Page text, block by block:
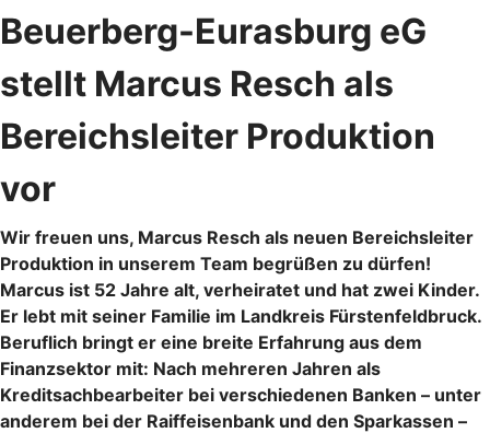
Beuerberg-Eurasburg eG
stellt Marcus Resch als
Bereichsleiter Produktion
vor
Wir freuen uns, Marcus Resch als neuen Bereichsleiter
Produktion in unserem Team begrüßen zu dürfen!
Marcus ist 52 Jahre alt, verheiratet und hat zwei Kinder.
Er lebt mit seiner Familie im Landkreis Fürstenfeldbruck.
Beruflich bringt er eine breite Erfahrung aus dem
Finanzsektor mit: Nach mehreren Jahren als
Kreditsachbearbeiter bei verschiedenen Banken – unter
anderem bei der Raiffeisenbank und den Sparkassen –